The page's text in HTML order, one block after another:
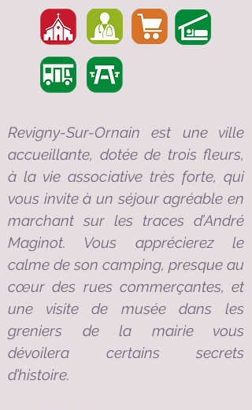
Revigny-Sur-Ornain est une ville
accueillante, dotée de trois fleurs,
à la vie associative très forte, qui
vous invite à un séjour agréable en
marchant sur les traces d’André
Maginot. Vous apprécierez le
calme de son camping, presque au
cœur des rues commerçantes, et
une visite de musée dans les
greniers de la mairie vous
dévoilera certains secrets
d’histoire.